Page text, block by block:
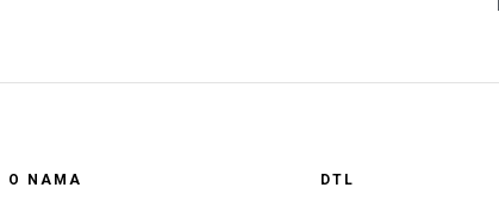
O NAMA DTL